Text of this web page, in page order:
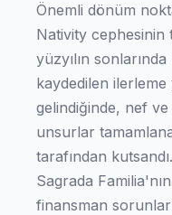
Önemli dönüm
Nativity cephesinin
yüzyılın
kaydedilen ilerleme
gelindiğinde, nef
unsurlar
tarafından kutsandı.
Sagrada
finansman